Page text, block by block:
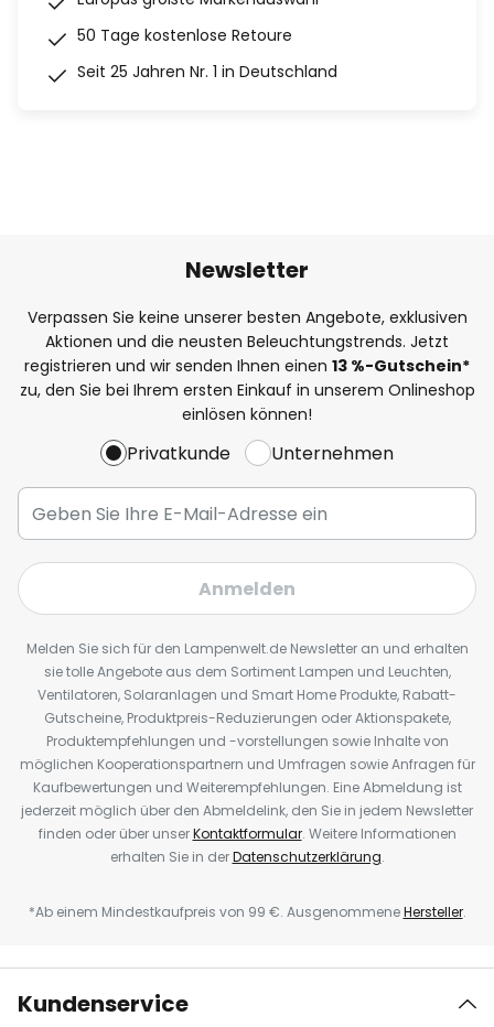
50 Tage kostenlose Retoure
Seit 25 Jahren Nr. 1 in Deutschland
Newsletter
Verpassen Sie keine unserer besten Angebote, exklusiven
Aktionen und die neusten Beleuchtungstrends. Jetzt
registrieren und wir senden Ihnen einen 13 %-Gutschein*
zu, den Sie bei Ihrem ersten Einkauf in unserem Onlineshop
einlösen können!
Privatkunde Unternehmen
Anmelden
Melden Sie sich für den Lampenwelt.de Newsletter an und erhalten
sie tolle Angebote aus dem Sortiment Lampen und Leuchten,
Ventilatoren, Solaranlagen und Smart Home Produkte, Rabatt-
Gutscheine, Produktpreis-Reduzierungen oder Aktionspakete,
Produktempfehlungen und -vorstellungen sowie Inhalte von
möglichen Kooperationspartnern und Umfragen sowie Anfragen für
Kaufbewertungen und Weiterempfehlungen. Eine Abmeldung ist
jederzeit möglich über den Abmeldelink, den Sie in jedem Newsletter
finden oder über unserKontaktformular. Weitere Informationen
erhalten Sie in derDatenschutzerklärung.
*Ab einem Mindestkaufpreis von 99 €. AusgenommeneHersteller.
Kundenservice